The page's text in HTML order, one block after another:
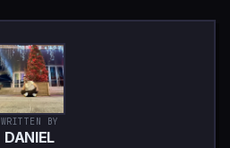
WRITTEN BY
DANIEL